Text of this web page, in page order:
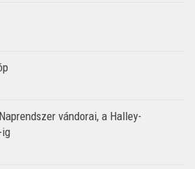
vándorai, a Halley-
ig